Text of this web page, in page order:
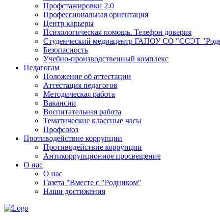
Профстажировки 2.0
Профессиональная ориентация
Центр карьеры
Психологическая помощь. Телефон доверия
Студенческий медиацентр ГАПОУ СО "ССЭТ
Безопасность
Учебно-производственный комплекс
Педагогам
Положение об аттестации
Аттестация педагогов
Методическая работа
Вакансии
Воспитательная работа
Тематические классные часы
Профсоюз
Противодействие коррупции
Противодействие коррупции
Антикоррупционное просвещение
О нас
О нас
Газета "Вместе с "Родником"
Наши достижения